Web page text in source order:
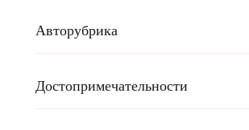
Авторубрика
Достопримечательности